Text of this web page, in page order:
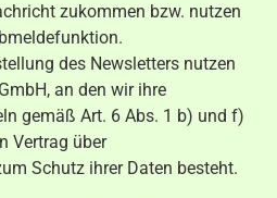
zukommen bzw. nutzen
des Newsletters nutzen
an den wir ihre
gemäß Art. 6 Abs. 1 b) und f)
Vertrag über
Schutz ihrer Daten besteht.